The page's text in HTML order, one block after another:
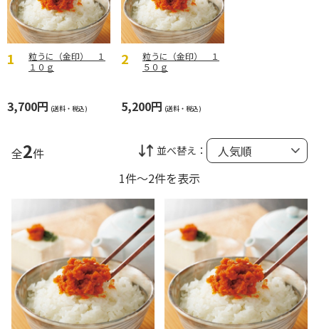
粒うに（金印） １
１０ｇ
3,700円 (送料・税込)
粒うに（金印） １
５０ｇ
5,200円 (送料・税込)
全2件 並べ替え：
1件～2件を表示